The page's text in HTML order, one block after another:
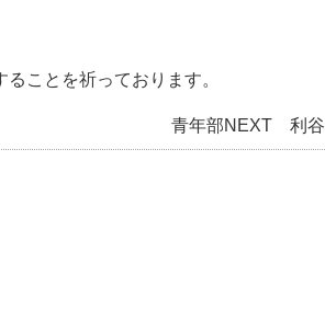
ことを祈っております。
青年部NEXT 利谷